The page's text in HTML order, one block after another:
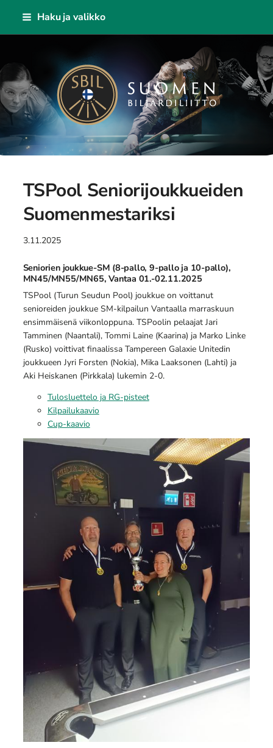
Siirry
Haku ja valikko
Suomen Biljardiliitto ry
TSPool Seniorijoukkueiden
Suomenmestariksi
3.11.2025
Seniorien joukkue-SM (8-pallo, 9-pallo ja 10-pallo),
MN45/MN55/MN65, Vantaa 01.-02.11.2025
TSPool (Turun Seudun Pool) joukkue on voittanut
senioreiden joukkue SM-kilpailun Vantaalla marraskuun
ensimmäisenä viikonloppuna. TSPoolin pelaajat Jari
Tamminen (Naantali), Tommi Laine (Kaarina) ja Marko Linke
(Rusko) voittivat finaalissa Tampereen Galaxie Unitedin
joukkueen Jyri Forsten (Nokia), Mika Laaksonen (Lahti) ja
Aki Heiskanen (Pirkkala) lukemin 2-0.
Tulosluettelo ja RG-pisteet
Kilpailukaavio
Cup-kaavio